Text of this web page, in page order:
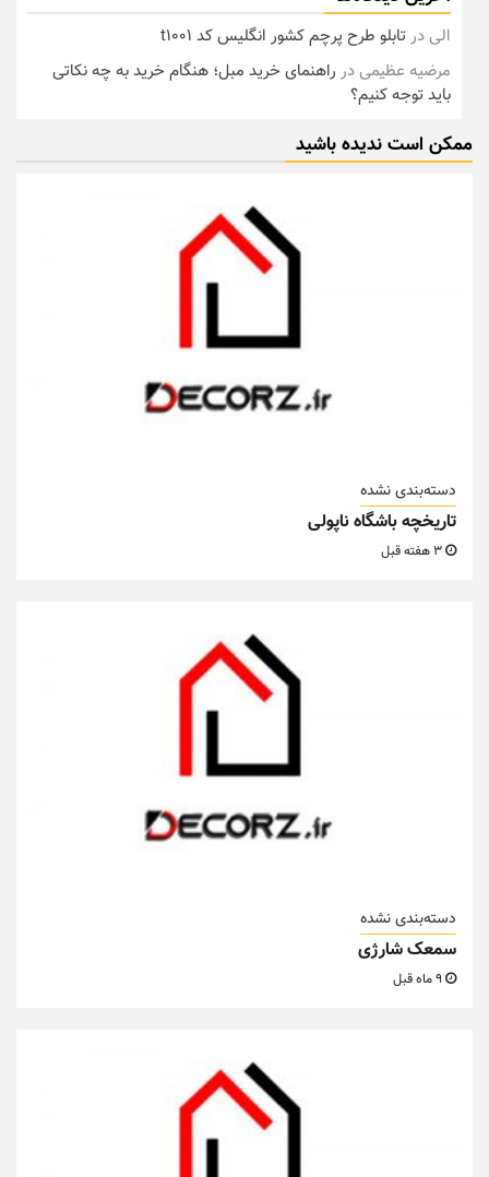
الیدرتابلو طرح پرچم کشور انگلیس کد t1001
مرضیه عظیمیدر راهنمای خرید مبل؛ هنگام خرید به چه نکاتی
باید توجه کنیم؟
ممکن است ندیده باشید
دسته‌بندی نشده
تاریخچه باشگاه ناپولی
دسته‌بندی نشده
سمعک شارژی